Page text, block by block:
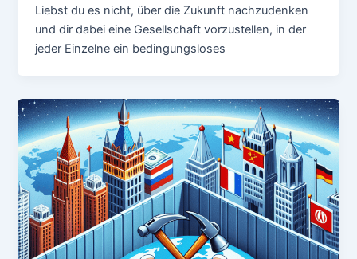
Liebst du es nicht, über die Zukunft nachzudenken
und dir dabei eine Gesellschaft vorzustellen, in der
jeder Einzelne ein bedingungsloses